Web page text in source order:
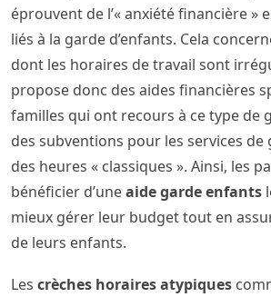
éprouvent de l’« anxiété financière »
liés à la garde d’enfants. Cela
dont les horaires de travail sont
propose donc des aides financières
familles qui ont recours à ce type de
des subventions pour les services de
des heures « classiques ». Ainsi, les
bénéficier d’uneaide garde enfants
mieux gérer leur budget tout en
de leurs enfants.
Les crèches horaires atypiques